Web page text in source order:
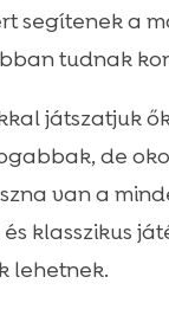
segítenek a
tudnak
játszatjuk
de
van a
klasszikus
lehetnek.